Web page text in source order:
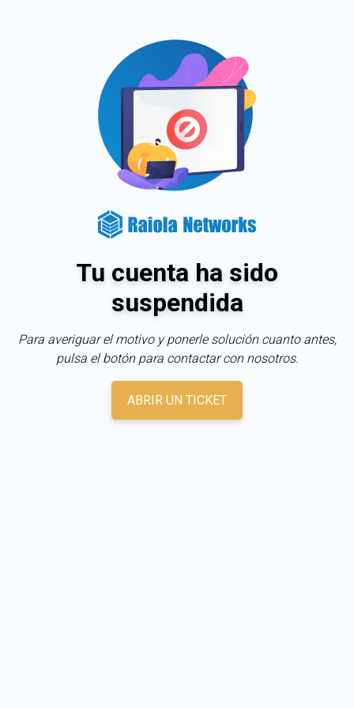
Tu cuenta ha sido
suspendida
Para averiguar el motivo y ponerle solución cuanto antes,
pulsa el botón para contactar con nosotros.
ABRIR UN TICKET